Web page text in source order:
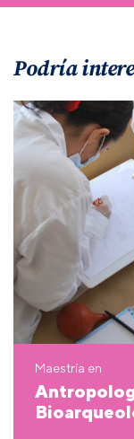
Podría
Maestría en